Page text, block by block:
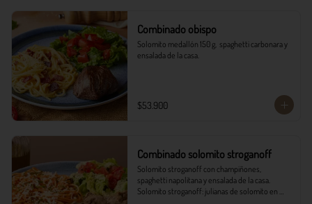
Combinado obispo
Solomito medallón 150 g,  spaghetti carbonara y
ensalada de la casa.
$53.900
Combinado solomito stroganoff
Solomito stroganoff con champiñones,
spaghetti napolitana y ensalada de la casa.
Solomito stroganoff: julianas de solomito en